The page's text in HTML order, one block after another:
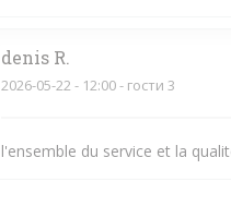
denis R
2026-05-22 - 12:00 - гости 3
l'ensemble du service et la